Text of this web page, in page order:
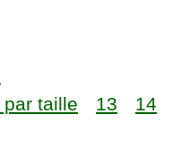
par taille 13
14